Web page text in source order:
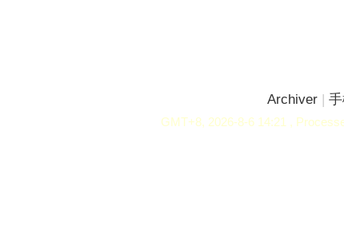
Archiver |
GMT+8, 2026-8-6 14:21 ,